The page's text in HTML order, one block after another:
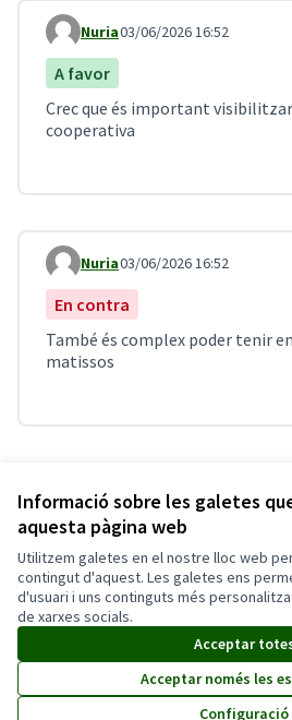
Informació sobre les galetes
aquesta pàgina web
Utilitzem galetes en el nostre lloc web
contingut d'aquest. Les galetes ens
d'usuari i uns continguts més
de xarxes socials.
Acceptar
Acceptar només les
Configuració
Comentari 5
Nuria03/06/2026 16:52
A favor
Crec que és important
cooperativa
Comentari 6
Nuria03/06/2026 16:52
En contra
També és complex poder tenir
matissos
Versió 1(de 1) veure
Termes i condicions d'ús
Configuració de les galetes
Triar la llenguaElegir el idioma